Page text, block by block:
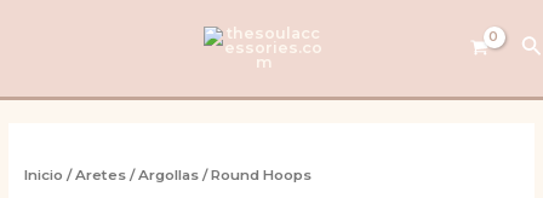
Inicio /Aretes/Argollas/ Round Hoops
Hoops